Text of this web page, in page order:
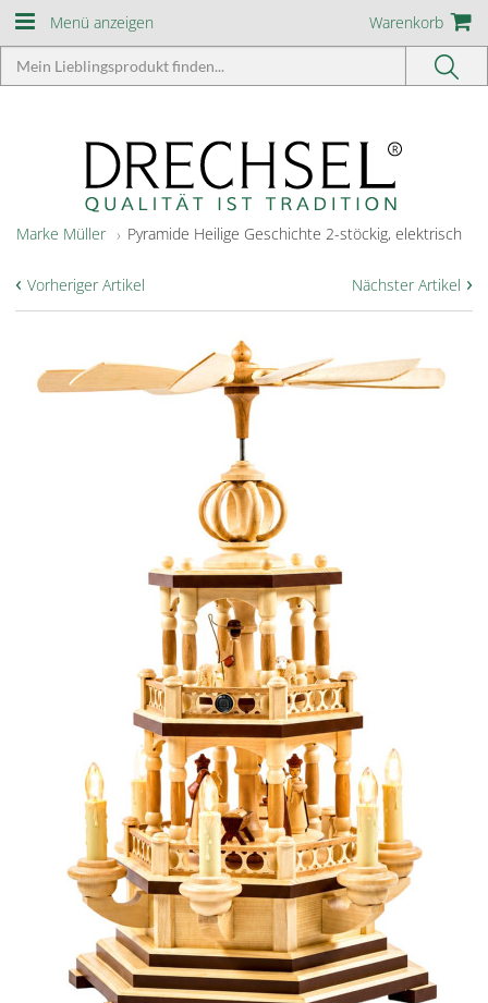
Menü anzeigen Warenkorb
Marke Müller Pyramide Heilige Geschichte 2-stöckig, elektrisch
Nächster Artikel ›
‹ Vorheriger Artikel